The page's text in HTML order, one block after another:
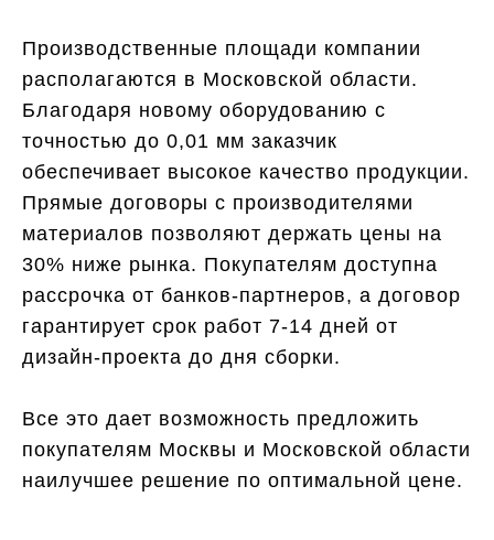
Производственные площади компании
располагаются в Московской области.
Благодаря новому оборудованию с
точностью до 0,01 мм заказчик
обеспечивает высокое качество продукции.
Прямые договоры с производителями
материалов позволяют держать цены на
30% ниже рынка. Покупателям доступна
рассрочка от банков-партнеров, а договор
гарантирует срок работ 7-14 дней от
дизайн-проекта до дня сборки.
Все это дает возможность предложить
покупателям Москвы и Московской области
наилучшее решение по оптимальной цене.